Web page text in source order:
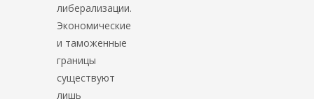
либерализации.
Экономические
и таможенные
границы
существуют
лишь